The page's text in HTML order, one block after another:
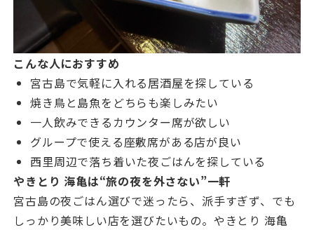
こんな人におすすめ
宮古島で気軽に入れる居酒屋を探している
焼き鳥と島魚をどちらも楽しみたい
一人飲みできるカウンター席が欲しい
グループで使える座敷席がある店が良い
西里周辺で落ち着いた夜ごはんを探している
やきとり 海亀は“旅の夜を外さない”一軒
宮古島の夜ごはん選びで迷ったら、派手すぎず、でも
しっかり美味しい店を選びたいもの。やきとり 海亀